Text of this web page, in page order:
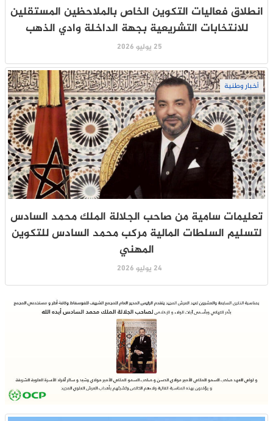
انطلاق فعاليات التكوين الخاص بالملاحظين المستقلين
للانتخابات التشريعية بجهة الداخلة وادي الذهب
25 يوليو 2026
أخبار وطنية
تعليمات سامية من صاحب الجلالة الملك محمد السادس
لتسليم السلطات المالية مركب محمد السادس للتكوين
المهني
24 يوليو 2026